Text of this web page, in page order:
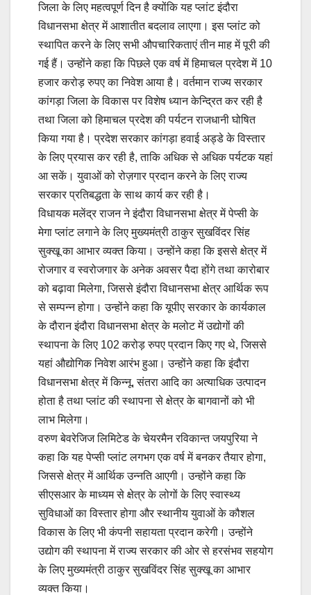
जिला के लिए महत्वपूर्ण दिन है क्योंकि यह प्लांट इंदौरा
विधानसभा क्षेत्र में आशातीत बदलाव लाएगा। इस प्लांट को
स्थापित करने के लिए सभी औपचारिकताएं तीन माह में पूरी की
गई हैं। उन्होंने कहा कि पिछले एक वर्ष में हिमाचल प्रदेश में 10
हजार करोड़ रुपए का निवेश आया है। वर्तमान राज्य सरकार
कांगड़ा जिला के विकास पर विशेष ध्यान केन्द्रित कर रही है
तथा जिला को हिमाचल प्रदेश की पर्यटन राजधानी घोषित
किया गया है। प्रदेश सरकार कांगड़ा हवाई अड्डे के विस्तार
के लिए प्रयास कर रही है, ताकि अधिक से अधिक पर्यटक यहां
आ सकें। युवाओं को रोज़गार प्रदान करने के लिए राज्य
सरकार प्रतिबद्धता के साथ कार्य कर रही है।
विधायक मलेंद्र राजन ने इंदौरा विधानसभा क्षेत्र में पेप्सी के
मेगा प्लांट लगाने के लिए मुख्यमंत्री ठाकुर सुखविंदर सिंह
सुक्खू का आभार व्यक्त किया। उन्होंने कहा कि इससे क्षेत्र में
रोजगार व स्वरोजगार के अनेक अवसर पैदा होंगे तथा कारोबार
को बढ़ावा मिलेगा, जिससे इंदौरा विधानसभा क्षेत्र आर्थिक रूप
से सम्पन्न होगा। उन्होंने कहा कि यूपीए सरकार के कार्यकाल
के दौरान इंदौरा विधानसभा क्षेत्र के मलोट में उद्योगों की
स्थापना के लिए 102 करोड़ रुपए प्रदान किए गए थे, जिससे
यहां औद्योगिक निवेश आरंभ हुआ। उन्होंने कहा कि इंदौरा
विधानसभा क्षेत्र में किन्नू, संतरा आदि का अत्याधिक उत्पादन
होता है तथा प्लांट की स्थापना से क्षेत्र के बागवानों को भी
लाभ मिलेगा।
वरुण बेवरेजिज लिमिटेड के चेयरमैन रविकान्त जयपुरिया ने
कहा कि यह पेप्सी प्लांट लगभग एक वर्ष में बनकर तैयार होगा,
जिससे क्षेत्र में आर्थिक उन्नति आएगी। उन्होंने कहा कि
सीएसआर के माध्यम से क्षेत्र के लोगों के लिए स्वास्थ्य
सुविधाओं का विस्तार होगा और स्थानीय युवाओं के कौशल
विकास के लिए भी कंपनी सहायता प्रदान करेगी। उन्होंने
उद्योग की स्थापना में राज्य सरकार की ओर से हरसंभव सहयोग
के लिए मुख्यमंत्री ठाकुर सुखविंदर सिंह सुक्खू का आभार
व्यक्त किया।